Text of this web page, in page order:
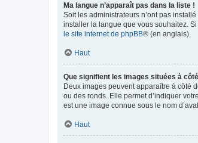
Ma langue n’apparaît pas dans la liste !
Soit les administrateurs n’ont pas
installer la langue que vous souhaitez.
le site internet de phpBB® (en anglais).
Haut
Que signifient les images situées à
Deux images peuvent apparaître à côté
ou des ronds. Elle permet d’indiquer
est une image connue sous le nom
Haut